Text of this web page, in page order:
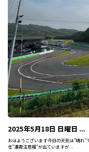
2025年5月18日 日曜日 ...
おはようございます今日の天気は”晴
在”濃霧注意報”が出ていますが...